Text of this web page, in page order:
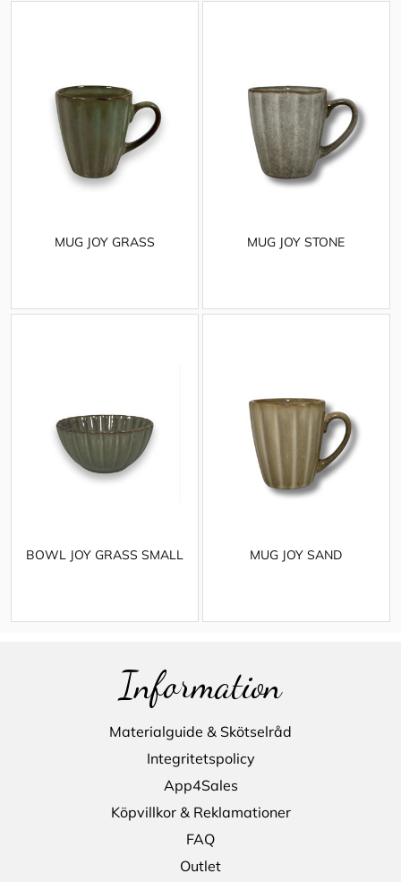
MUG JOY GRASS MUG JOY STONE
BOWL JOY GRASS SMALL MUG JOY SAND
Information
Materialguide & Skötselråd
Integritetspolicy
App4Sales
Köpvillkor & Reklamationer
FAQ
Outlet